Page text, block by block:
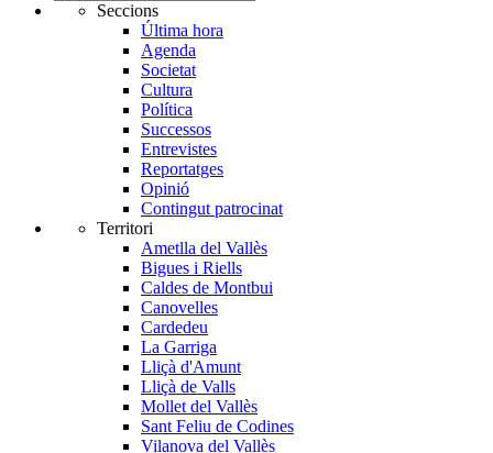
Seccions
Última hora
Agenda
Societat
Cultura
Política
Successos
Entrevistes
Reportatges
Opinió
Contingut patrocinat
Territori
Ametlla del Vallès
Bigues i Riells
Caldes de Montbui
Canovelles
Cardedeu
La Garriga
Lliçà d'Amunt
Lliçà de Valls
Mollet del Vallès
Sant Feliu de Codines
Vilanova del Vallès